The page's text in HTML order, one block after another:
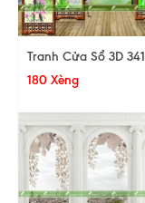
Tranh Cửa Sổ 3D 341
180 Xèng